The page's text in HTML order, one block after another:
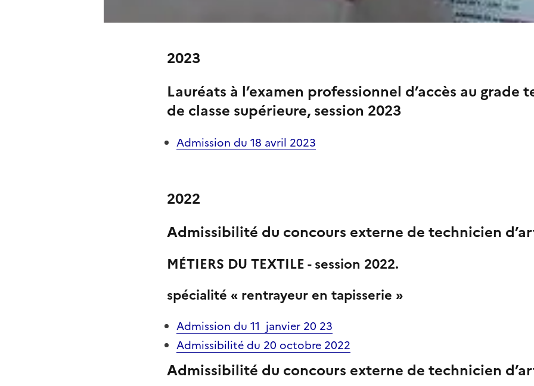
2023
Lauréats à l’examen professionnel d’accès au grade
de classe supérieure, session 2023
Admission du 18 avril 2023
2022
Admissibilité du concours externe de technicien
MÉTIERS DU TEXTILE -session 2022.
spécialité « rentrayeur en tapisserie »
Admission du 11 janvier 20 23
Admissibilité du 20 octobre 2022
Admissibilité du concours externe de technicien